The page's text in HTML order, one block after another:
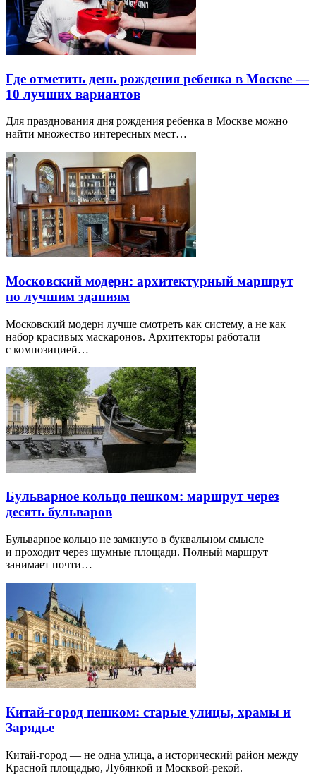
Где отметить день рождения ребенка в Москве —
10 лучших вариантов
Для празднования дня рождения ребенка в Москве можно
найти множество интересных мест…
Московский модерн: архитектурный маршрут
по лучшим зданиям
Московский модерн лучше смотреть как систему, а не как
набор красивых маскаронов. Архитекторы работали
с композицией…
Бульварное кольцо пешком: маршрут через
десять бульваров
Бульварное кольцо не замкнуто в буквальном смысле
и проходит через шумные площади. Полный маршрут
занимает почти…
Китай-город пешком: старые улицы, храмы и
Зарядье
Китай-город — не одна улица, а исторический район между
Красной площадью, Лубянкой и Москвой-рекой.